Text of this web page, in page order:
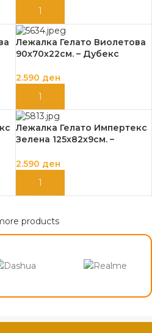
ДОДАЈ ВО КОШНИЦА
Лежалка Гелато Виолетова
90х70х22см. – Дубекс
2.590 ден
ДОДАЈ ВО КОШНИЦА
Лежалка Гелато Импертекс
Зелена 125х82х9см. –
2.590 ден
ДОДАЈ ВО КОШНИЦА
products